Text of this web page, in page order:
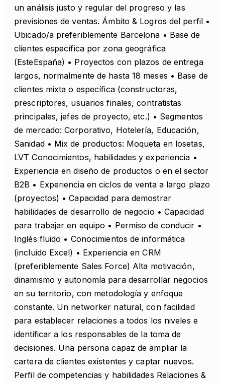
un análisis justo y regular del progreso y las
previsiones de ventas. Ámbito & Logros del perfil •
Ubicado/a preferiblemente Barcelona • Base de
clientes específica por zona geográfica
(EsteEspaña) • Proyectos con plazos de entrega
largos, normalmente de hasta 18 meses • Base de
clientes mixta o específica (constructoras,
prescriptores, usuarios finales, contratistas
principales, jefes de proyecto, etc.) • Segmentos
de mercado: Corporativo, Hotelería, Educación,
Sanidad • Mix de productos: Moqueta en losetas,
LVT Conocimientos, habilidades y experiencia •
Experiencia en diseño de productos o en el sector
B2B • Experiencia en ciclos de venta a largo plazo
(proyectos) • Capacidad para demostrar
habilidades de desarrollo de negocio • Capacidad
para trabajar en equipo • Permiso de conducir •
Inglés fluido • Conocimientos de informática
(incluido Excel) • Experiencia en CRM
(preferiblemente Sales Force) Alta motivación,
dinamismo y autonomía para desarrollar negocios
en su territorio, con metodología y enfoque
constante. Un networker natural, con facilidad
para establecer relaciones a todos los niveles e
identificar a los responsables de la toma de
decisiones. Una persona capaz de ampliar la
cartera de clientes existentes y captar nuevos.
Perfil de competencias y habilidades Relaciones &